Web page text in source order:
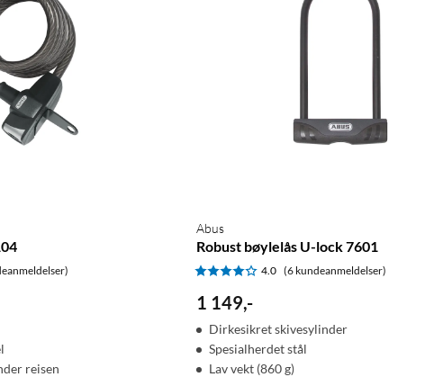
reisen
Abus
Robust bøylelås U-lock 7601
4.0 (6 kundeanmeldelser)
1 149,-
Dirkesikret skivesylinder
Spesialherdet stål
Lav vekt (860 g)